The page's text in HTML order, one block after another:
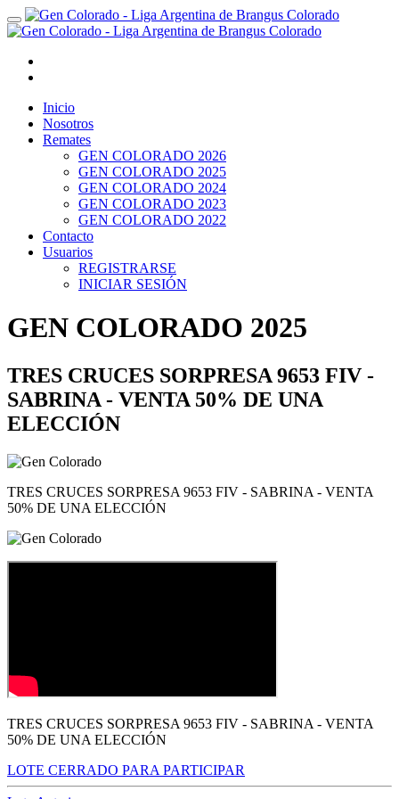
Inicio
Nosotros
Remates
GEN COLORADO 2026
GEN COLORADO 2025
GEN COLORADO 2024
GEN COLORADO 2023
GEN COLORADO 2022
Contacto
Usuarios
REGISTRARSE
INICIAR SESIÓN
GEN COLORADO 2025
TRES CRUCES SORPRESA 9653 FIV -
SABRINA - VENTA 50% DE UNA
ELECCIÓN
TRES CRUCES SORPRESA 9653 FIV - SABRINA - VENTA
50% DE UNA ELECCIÓN
TRES CRUCES SORPRESA 9653 FIV - SABRINA - VENTA
50% DE UNA ELECCIÓN
LOTE CERRADO PARA PARTICIPAR